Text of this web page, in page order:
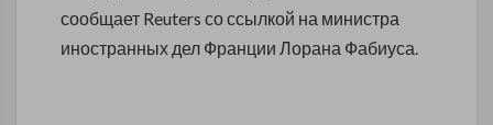
сообщает Reuters со ссылкой на министра
иностранных дел Франции Лорана Фабиуса.